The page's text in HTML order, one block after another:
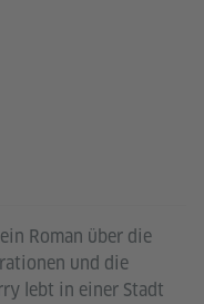
Roman über die
und die
lebt in einer Stadt